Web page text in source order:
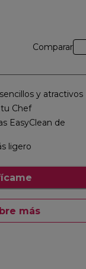
Comparar
y atractivos
Chef
EasyClean de
ligero
más